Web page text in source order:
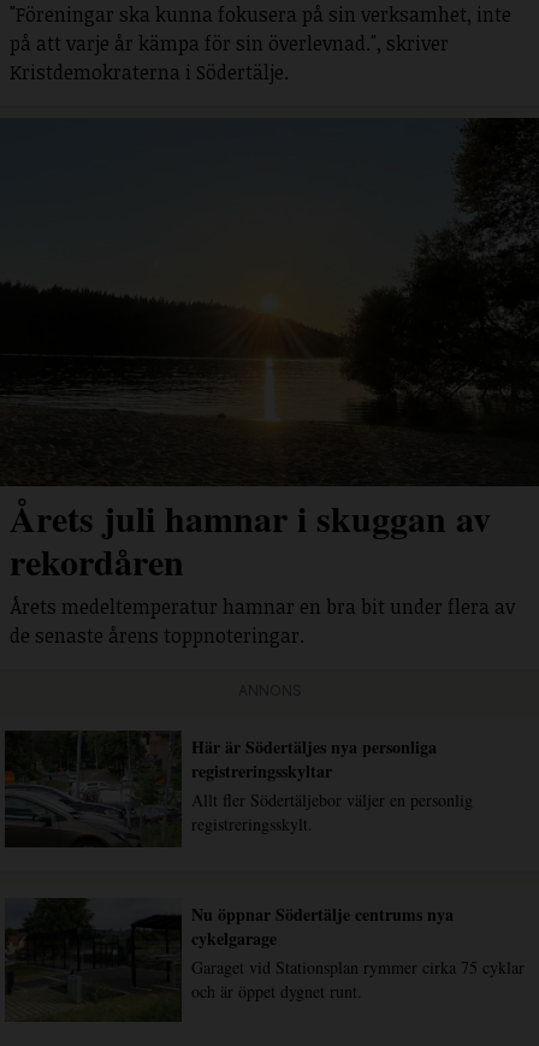
"Föreningar ska kunna fokusera på sin verksamhet, inte
på att varje år kämpa för sin överlevnad.", skriver
Kristdemokraterna i Södertälje.
Årets juli hamnar i skuggan av
rekordåren
Årets medeltemperatur hamnar en bra bit under flera av
de senaste årens toppnoteringar.
Här är Södertäljes nya personliga
registreringsskyltar
Allt fler Södertäljebor väljer en personlig
registreringsskylt.
Nu öppnar Södertälje centrums nya
cykelgarage
Garaget vid Stationsplan rymmer cirka 75 cyklar
och är öppet dygnet runt.